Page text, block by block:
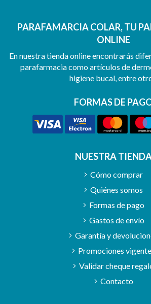
PARAFAMARCIA COLAR, TU
ONLINE
En nuestra tienda online encontrarás
parafarmacia como artículos de
higiene bucal, entre
FORMAS DE
NUESTRA
Cómo comprar
Quiénes somos
Formas de pago
Gastos de envío
Garantía y
Promociones
Validar cheque
Contacto